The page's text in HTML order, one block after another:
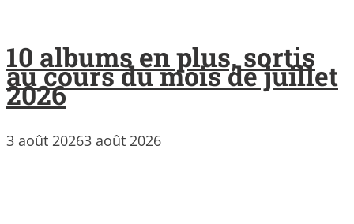
10 albums en plus, sortis
au cours du mois de juillet
2026
3 août 20263 août 2026